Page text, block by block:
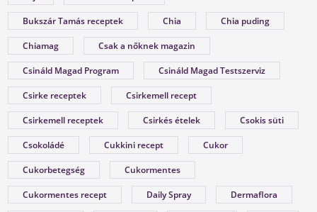
Bukszár Tamás receptek Chia Chia puding
Chiamag Csak a nőknek magazin
Csináld Magad Program Csináld Magad Testszerviz
Csirke receptek Csirkemell recept
Csirkemell receptek Csirkés ételek Csokis süti
Csokoládé Cukkini recept Cukor
Cukorbetegség Cukormentes
Cukormentes recept Daily Spray Dermaflora